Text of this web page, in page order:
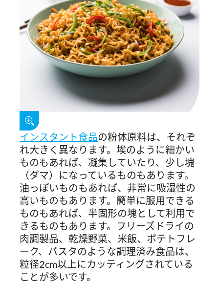
インスタント食品の粉体原料は、それぞ
れ大きく異なります。埃のように細かい
ものもあれば、凝集していたり、少し塊
（ダマ）になっているものもあります。
油っぽいものもあれば、非常に吸湿性の
高いものもあります。簡単に服用できる
ものもあれば、半固形の塊として利用で
きるものもあります。フリーズドライの
肉調製品、乾燥野菜、米飯、ポテトフレ
ーク、パスタのような調理済み食品は、
粒径2cm以上にカッティングされている
ことが多いです。